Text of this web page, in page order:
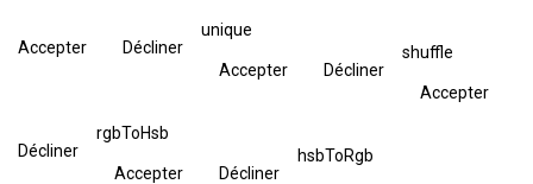
Accepter Décliner
unique
Accepter Décliner
shuffle
Accepter
Décliner
rgbToHsb
Accepter Décliner
hsbToRgb